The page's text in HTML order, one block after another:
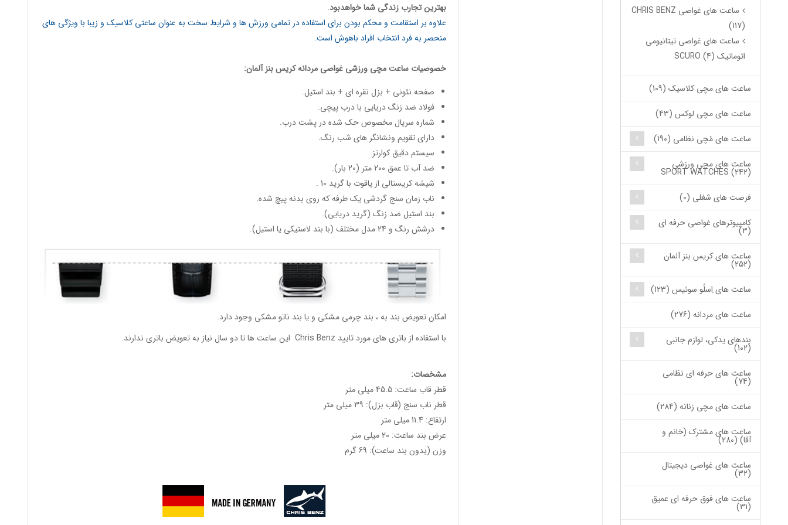
ساعت های غواصی CHRIS BENZ
(117)
ساعت های غواصی تیتانیومی
اتوماتیک SCURO (4)
ساعت های مچی کلاسیک (109)
ساعت های مچی لوکس (43)
ساعت های مُچی نظامی (190)
ساعت های مچی ورزشی
SPORT WATCHES (242)
فرصت های شغلی (0)
کامپیوترهای غواصی حرفه ای
(3)
ساعت های کریس بنز آلمان
(252)
ساعت های اِسلُو سوئیس (123)
ساعت های مردانه (276)
بندهای یدکی، لوازم جانبی
(102)
ساعت های حرفه ای نظامی
(74)
ساعت های مچی زنانه (284)
ساعت های مشترک (خانم و
آقا) (280)
ساعت های غواصی دیجیتال
(32)
ساعت های فوق حرفه ای عمیق
(31)
بهترین تجارب زندگی شما خواهدبود.
علاوه بر استقامت و محکم بودن برای استفاده در تمامی ورزش ها و شرایط سخت به عنوان ساعتی کلاسیک و زیبا با ویژگی های
منحصر به فرد انتخاب افراد باهوش است.
خصوصیات ساعت مچی ورزشی غواصی مردانهکریس بنز آلمان:
صفحه نئونی + بزل نقره ای + بند استیل.
فولاد ضد زنگ دریایی با درب پیچی.
شماره سریال مخصوص حک شده در پشت درب.
دارای تقویم ونشانگر های شب رنگ.
سیستم دقیق کوارتز.
ضد آب تا عمق 200 متر (20 بار).
شیشه کریستالی از یاقوت با گرید 10 .
ناب زمان سنج گردشی یک طرفه که روی بدنه پیچ شده.
بند استیل ضد زنگ (گرید دریایی).
درشش رنگ و 24 مدل مختلف (با بند لاستیکی یا استیل).
امکان تعویض بند به ، بند چرمی مشکی و یا بند ناتو مشکی وجود دارد.
با استفاده از باتری های مورد تایید Chris Benz این ساعت ها تا دو سال نیاز به تعویض باتری ندارند.
مشخصات:
قطر قاب ساعت: 45.5 میلی متر
قطر ناب سنج (قاب بزل): 39 میلی متر
ارتفاع: 11.4 میلی متر
عرض بند ساعت: 20 میلی متر
وزن (بدون بند ساعت): 69 گرم